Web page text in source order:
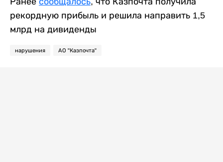
рекордную прибыль и решила направить 1,5
млрд на дивиденды
нарушения АО "Казпочта"